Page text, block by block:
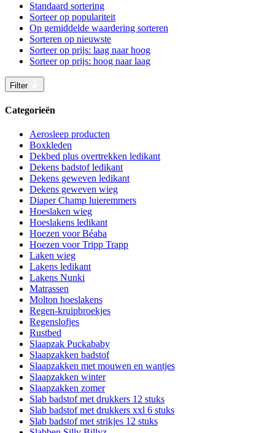
Standaard sortering
Sorteer op populariteit
Op gemiddelde waardering sorteren
Sorteren op nieuwste
Sorteer op prijs: laag naar hoog
Sorteer op prijs: hoog naar laag
Filter
Categorieën
Aerosleep producten
Boxkleden
Dekbed plus overtrekken ledikant
Dekens badstof ledikant
Dekens geweven ledikant
Dekens geweven wieg
Diaper Champ luieremmers
Hoeslaken wieg
Hoeslakens ledikant
Hoezen voor Béaba
Hoezen voor Tripp Trapp
Laken wieg
Lakens ledikant
Lakens Nunki
Matrassen
Molton hoeslakens
Regen-kruipbroekjes
Regenslofjes
Rustbed
Slaapzak Puckababy
Slaapzakken badstof
Slaapzakken met mouwen en wantjes
Slaapzakken winter
Slaapzakken zomer
Slab badstof met drukkers 12 stuks
Slab badstof met drukkers xxl 6 stuks
Slab badstof met strikjes 12 stuks